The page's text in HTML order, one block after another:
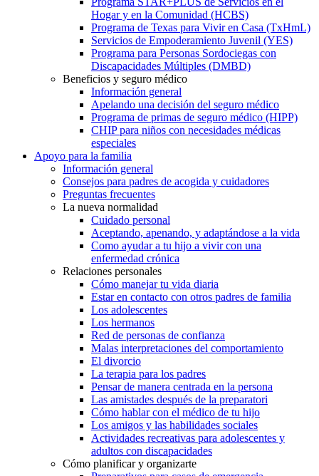
Hogar y en la Comunidad (HCBS)
Programa de Texas para Vivir en Casa (TxHmL)
Servicios de Empoderamiento Juvenil (YES)
Programa para Personas Sordociegas con
Discapacidades Múltiples (DMBD)
Beneficios y seguro médico
Información general
Apelando una decisión del seguro médico
Programa de primas de seguro médico (HIPP)
CHIP para niños con necesidades médicas
especiales
Apoyo para la familia
Información general
Consejos para padres de acogida y cuidadores
Preguntas frecuentes
La nueva normalidad
Cuidado personal
Aceptando, apenando, y adaptándose a la vida
Como ayudar a tu hijo a vivir con una
enfermedad crónica
Relaciones personales
Cómo manejar tu vida diaria
Estar en contacto con otros padres de familia
Los adolescentes
Los hermanos
Red de personas de confianza
Malas interpretaciones del comportamiento
El divorcio
La terapia para los padres
Pensar de manera centrada en la persona
Las amistades después de la preparatori
Cómo hablar con el médico de tu hijo
Los amigos y las habilidades sociales
Actividades recreativas para adolescentes y
adultos con discapacidades
Cómo planificar y organizarte